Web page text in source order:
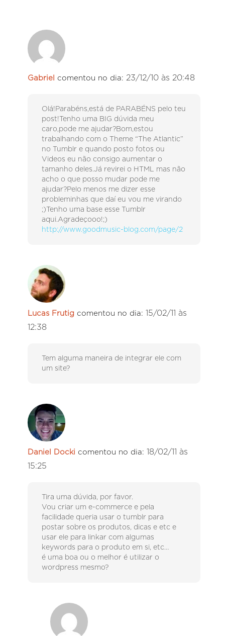
Gabriel comentou no dia: 23/12/10 às 20:48
Olá!Parabéns,está de PARABÉNS pelo teu
post!Tenho uma BIG dúvida meu
caro,pode me ajudar?Bom,estou
trabalhando com o Theme “The Atlantic”
no Tumblr e quando posto fotos ou
Videos eu não consigo aumentar o
tamanho deles.Já revirei o HTML mas não
acho o que posso mudar pode me
ajudar?Pelo menos me dizer esse
probleminhas que daí eu vou me virando
;)Tenho uma base esse Tumblr
aqui.Agradeçooo!;)
http://www.goodmusic-blog.com/page/2
Lucas Frutig comentou no dia: 15/02/11 às
12:38
Tem alguma maneira de integrar ele com
um site?
Daniel Docki comentou no dia: 18/02/11 às
15:25
Tira uma dúvida, por favor.
Vou criar um e-commerce e pela
facilidade queria usar o tumblr para
postar sobre os produtos, dicas e etc e
usar ele para linkar com algumas
keywords para o produto em si, etc…
é uma boa ou o melhor é utilizar o
wordpress mesmo?